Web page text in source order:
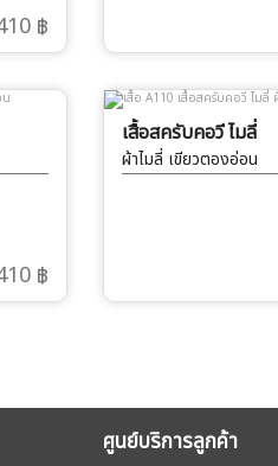
฿
฿
เสื้อสครับคอวี ไมลี่
ผ้าไมลี่ เขียวตองอ่อน
ศูนย์บริการลูกค้า